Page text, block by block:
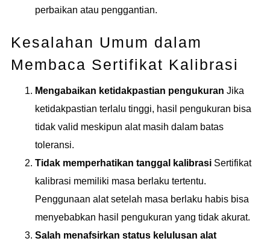
perbaikan atau penggantian.
Kesalahan Umum dalam
Membaca Sertifikat Kalibrasi
Mengabaikan ketidakpastian pengukuran Jika
ketidakpastian terlalu tinggi, hasil pengukuran bisa
tidak valid meskipun alat masih dalam batas
toleransi.
Tidak memperhatikan tanggal kalibrasi Sertifikat
kalibrasi memiliki masa berlaku tertentu.
Penggunaan alat setelah masa berlaku habis bisa
menyebabkan hasil pengukuran yang tidak akurat.
Salah menafsirkan status kelulusan alat